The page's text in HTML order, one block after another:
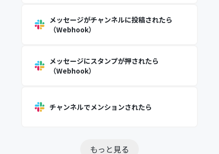
メッセージがチャンネルに投稿されたら
（Webhook）
メッセージにスタンプが押されたら
（Webhook）
チャンネルでメンションされたら
もっと見る